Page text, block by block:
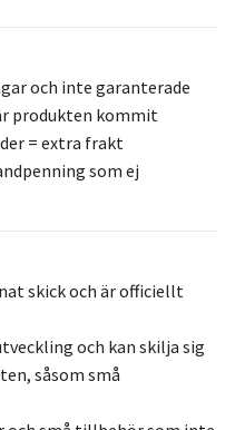
och inte garanterade
produkten kommit
= extra frakt
som ej
skick och är officiellt
och kan skilja sig
såsom små